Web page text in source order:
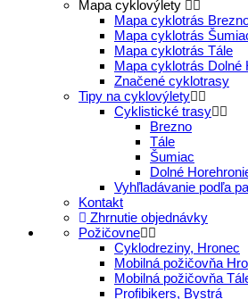
Mapa cyklovýlety
Mapa cyklotrás
Mapa cyklotrás
Mapa cyklotrás Tále
Mapa cyklotrás Dolné
Značené cyklotrasy
Tipy na cyklovýlety
Cyklistické trasy
Brezno
Tále
Šumiac
Dolné
Vyhľladávanie podľa
Kontakt
Zhrnutie objednávky
Požičovne
Cyklodreziny, Hronec
Mobilná požičovňa
Mobilná požičovňa
Profibikers, Bystrá